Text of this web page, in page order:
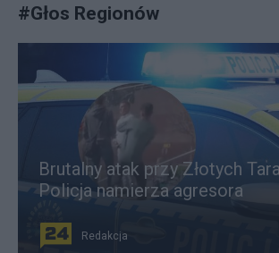
#Głos Regionów
Brutalny atak przy Złotych
Policja namierza agresora
Redakcja